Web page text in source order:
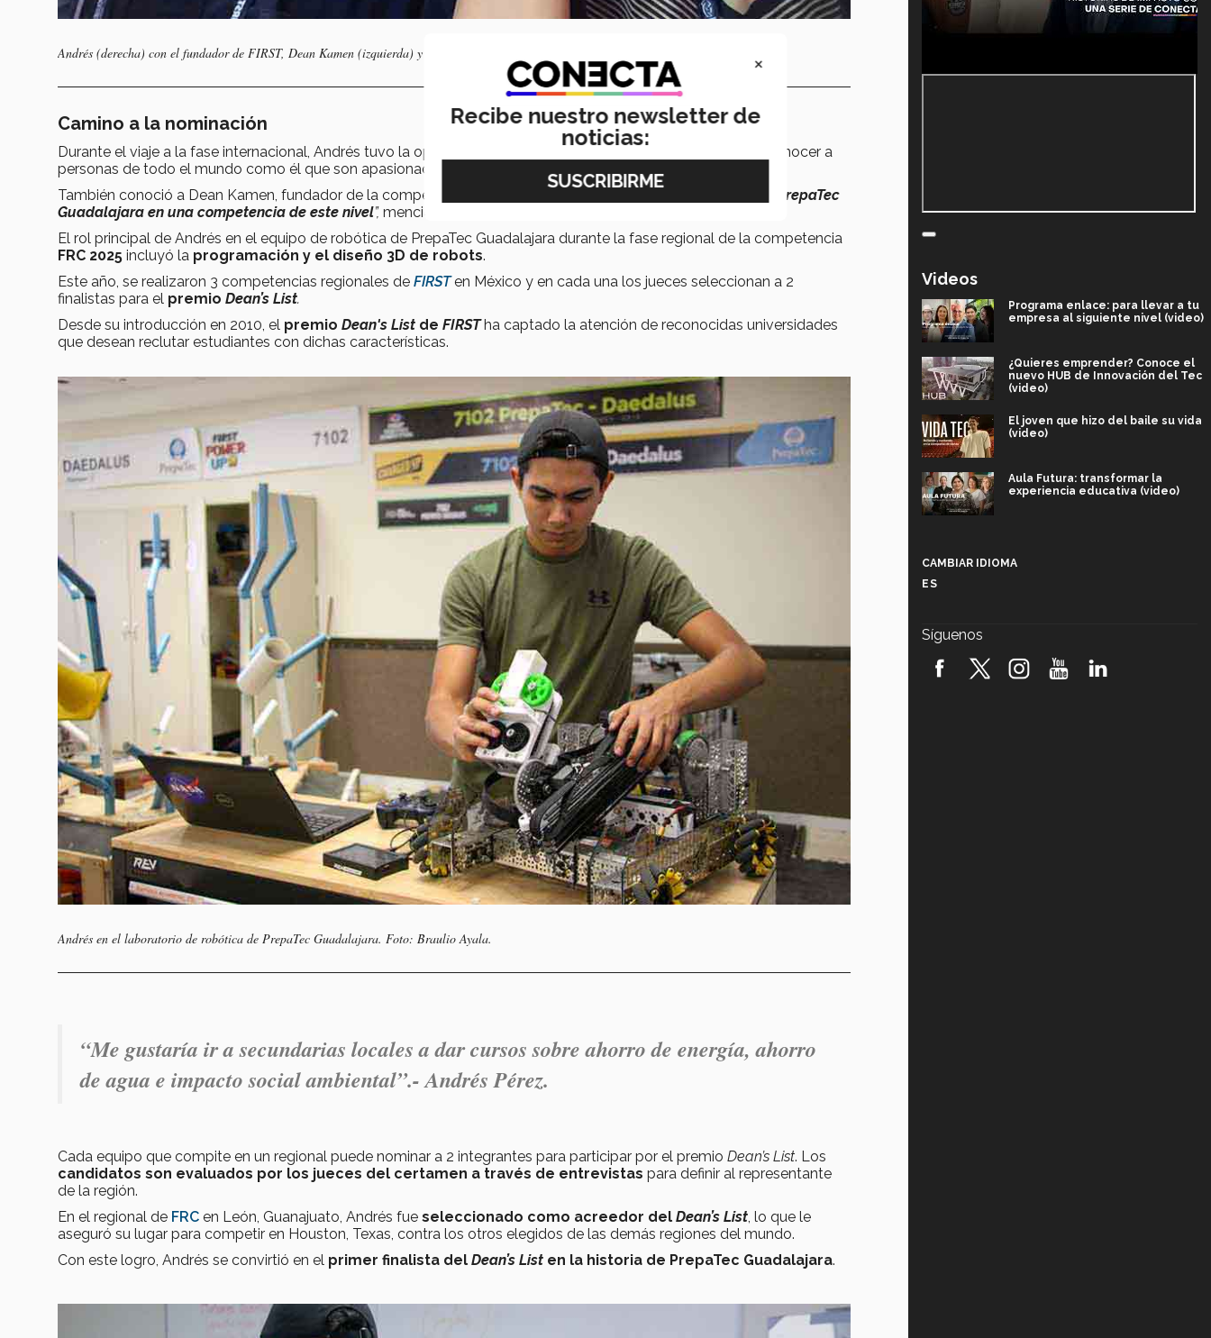
Andrés (derecha) con el fundador de FIRST, Dean Kamen (izquierda) y el profesor Guillermo Navarrete (centro). Foto: cortesía Andrés Pérez.
Camino a la nominación
Durante el viaje a la fase internacional, Andrés tuvo la oportunidad de presenciar el campeonato mundial y conocer a
personas de todo el mundo como él que son apasionadas por la robótica.
También conoció a Dean Kamen, fundador de la competencia
fue un honor representar a la PrepaTec
Guadalajara en una competencia de este nivel”, mencionó Andrés.
El rol principal de Andrés en el equipo de robótica de PrepaTec Guadalajara durante la fase regional de la competencia
FRC 2025 incluyó la programación y el diseño 3D de robots.
Este año, se realizaron 3 competencias regionales de FIRST en México y en cada una los jueces seleccionan a 2
finalistas para el premio Dean’s List.
Desde su introducción en 2010, el premio Dean's List de FIRST ha captado la atención de reconocidas universidades
que desean reclutar estudiantes con dichas características.
Andrés en el laboratorio de robótica de PrepaTec Guadalajara. Foto: Braulio Ayala.
“Me gustaría ir a secundarias locales a dar cursos sobre ahorro de energía, ahorro
de agua e impacto social ambiental”.- Andrés Pérez.
Cada equipo que compite en un regional puede nominar a 2 integrantes para participar por el premio Dean’s List. Los
candidatos son evaluados por los jueces del certamen a través de entrevistas para definir al representante
de la región.
En el regional de FRC en León, Guanajuato, Andrés fue seleccionado como acreedor del Dean’s List, lo que le
aseguró su lugar para competir en Houston, Texas, contra los otros elegidos de las demás regiones del mundo.
Con este logro, Andrés se convirtió en el primer finalista del Dean’s List en la historia de PrepaTec Guadalajara.
Videos
Programa enlace: para llevar a tu
empresa al siguiente nivel (video)
¿Quieres emprender? Conoce el
nuevo HUB de Innovación del Tec
(video)
El joven que hizo del baile su vida
(video)
Aula Futura: transformar la
experiencia educativa (video)
robótica FIRST 2026! (video)
CAMBIAR IDIOMA
ES
Síguenos
×
Recibe nuestro newsletter de
noticias: